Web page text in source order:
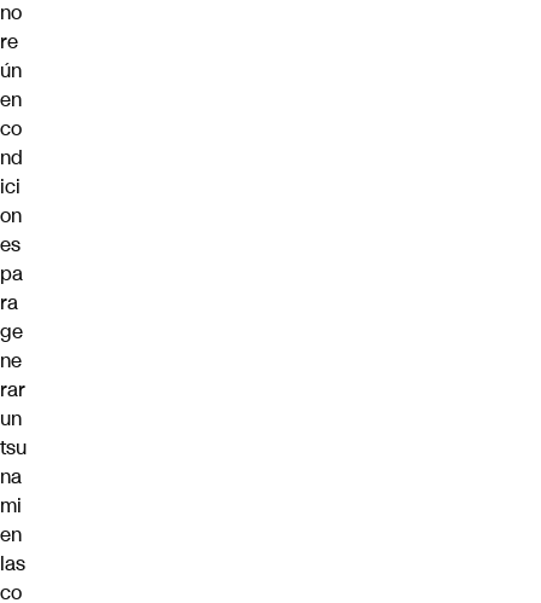
no
re
ún
en
co
nd
ici
on
es
pa
ra
ge
ne
rar
un
tsu
na
mi
en
las
co